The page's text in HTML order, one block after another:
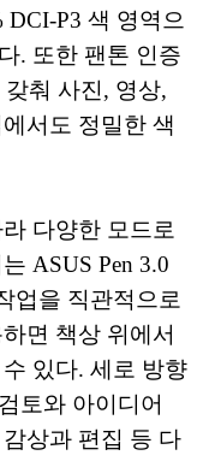
DCI-P3 색 영역으
. 또한 팬톤 인증
춰 사진, 영상,
서도 정밀한 색
다양한 모드로
ASUS Pen 3.0
업을 직관적으로
면 책상 위에서
있다. 세로 방향
토와 아이디어
상과 편집 등 다